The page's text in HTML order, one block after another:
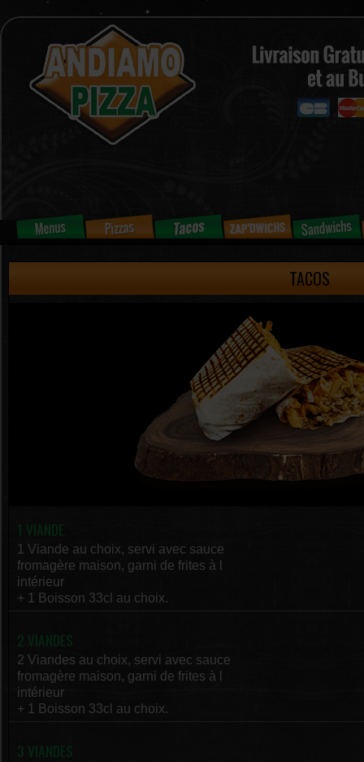
TACOS
1 VIANDE
1 Viande au choix, servi avec sauce
fromagère maison, garni de frites à l
intérieur
+ 1 Boisson 33cl au choix.
2 VIANDES
2 Viandes au choix, servi avec sauce
fromagère maison, garni de frites à l
intérieur
+ 1 Boisson 33cl au choix.
3 VIANDES